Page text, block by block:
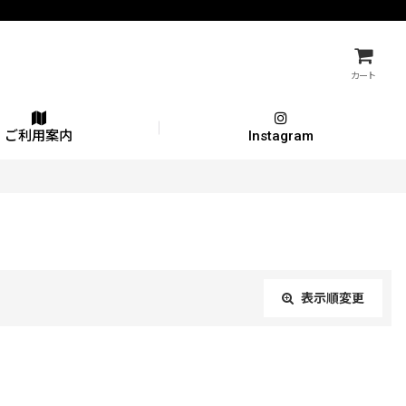
カート
ご利用案内 Instagram
表示順変更